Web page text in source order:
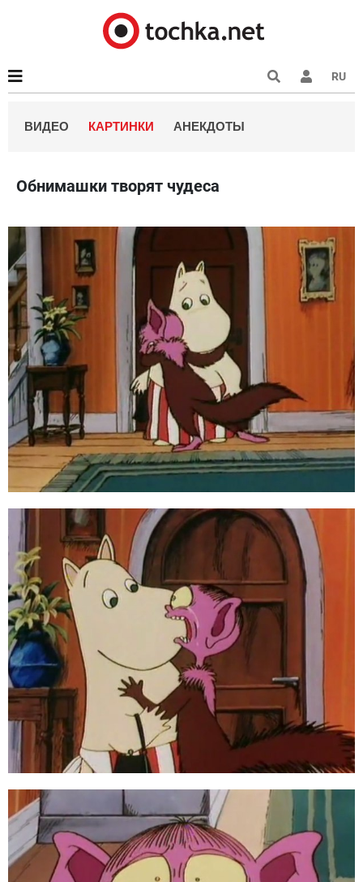
RU
ВИДЕО КАРТИНКИ АНЕКДОТЫ
Обнимашки творят чудеса